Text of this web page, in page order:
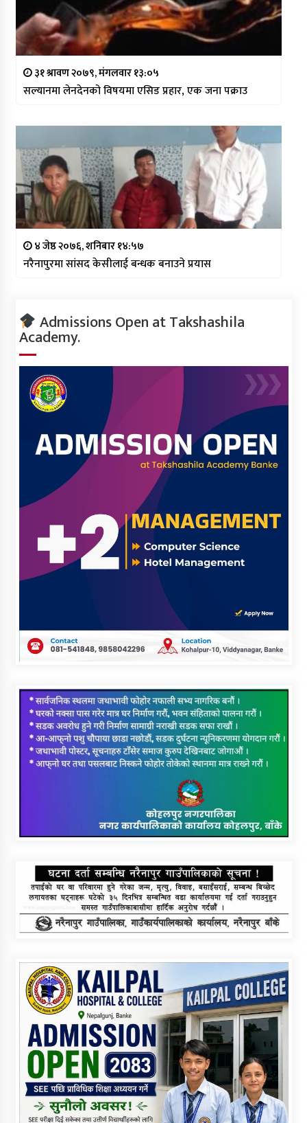
३१ श्रावण २०७९, मंगलवार १३:०५
सल्यानमा लेनदेनको विषयमा एसिड प्रहार, एक जना पक्राउ
४ जेष्ठ २०७६, शनिबार १४:५७
नरैनापुरमा सांसद केसीलाई बन्धक बनाउने प्रयास
Admissions Open at Takshashila
Academy.